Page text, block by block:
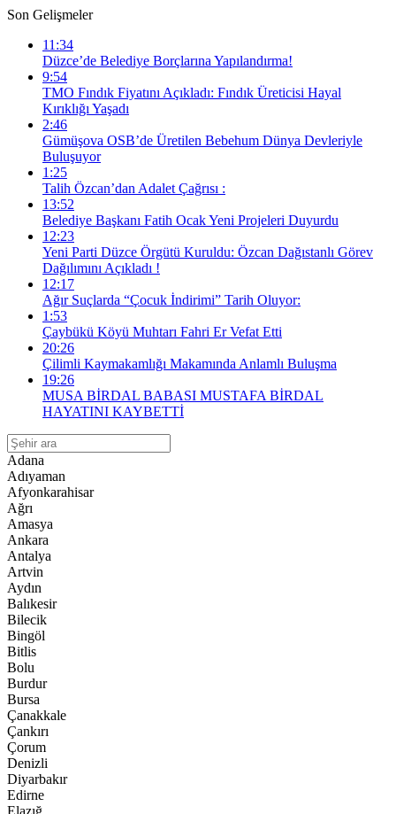
Son Gelişmeler
11:34
Düzce’de Belediye Borçlarına Yapılandırma!
9:54
TMO Fındık Fiyatını Açıkladı: Fındık Üreticisi Hayal
Kırıklığı Yaşadı
2:46
Gümüşova OSB’de Üretilen Bebehum Dünya Devleriyle
Buluşuyor
1:25
Talih Özcan’dan Adalet Çağrısı :
13:52
Belediye Başkanı Fatih Ocak Yeni Projeleri Duyurdu
12:23
Yeni Parti Düzce Örgütü Kuruldu: Özcan Dağıstanlı Görev
Dağılımını Açıkladı !
12:17
Ağır Suçlarda “Çocuk İndirimi” Tarih Oluyor:
1:53
Çaybükü Köyü Muhtarı Fahri Er Vefat Etti
20:26
Çilimli Kaymakamlığı Makamında Anlamlı Buluşma
19:26
MUSA BİRDAL BABASI MUSTAFA BİRDAL
HAYATINI KAYBETTİ
Adana
Adıyaman
Afyonkarahisar
Ağrı
Amasya
Ankara
Antalya
Artvin
Aydın
Balıkesir
Bilecik
Bingöl
Bitlis
Bolu
Burdur
Bursa
Çanakkale
Çankırı
Çorum
Denizli
Diyarbakır
Edirne
Elazığ